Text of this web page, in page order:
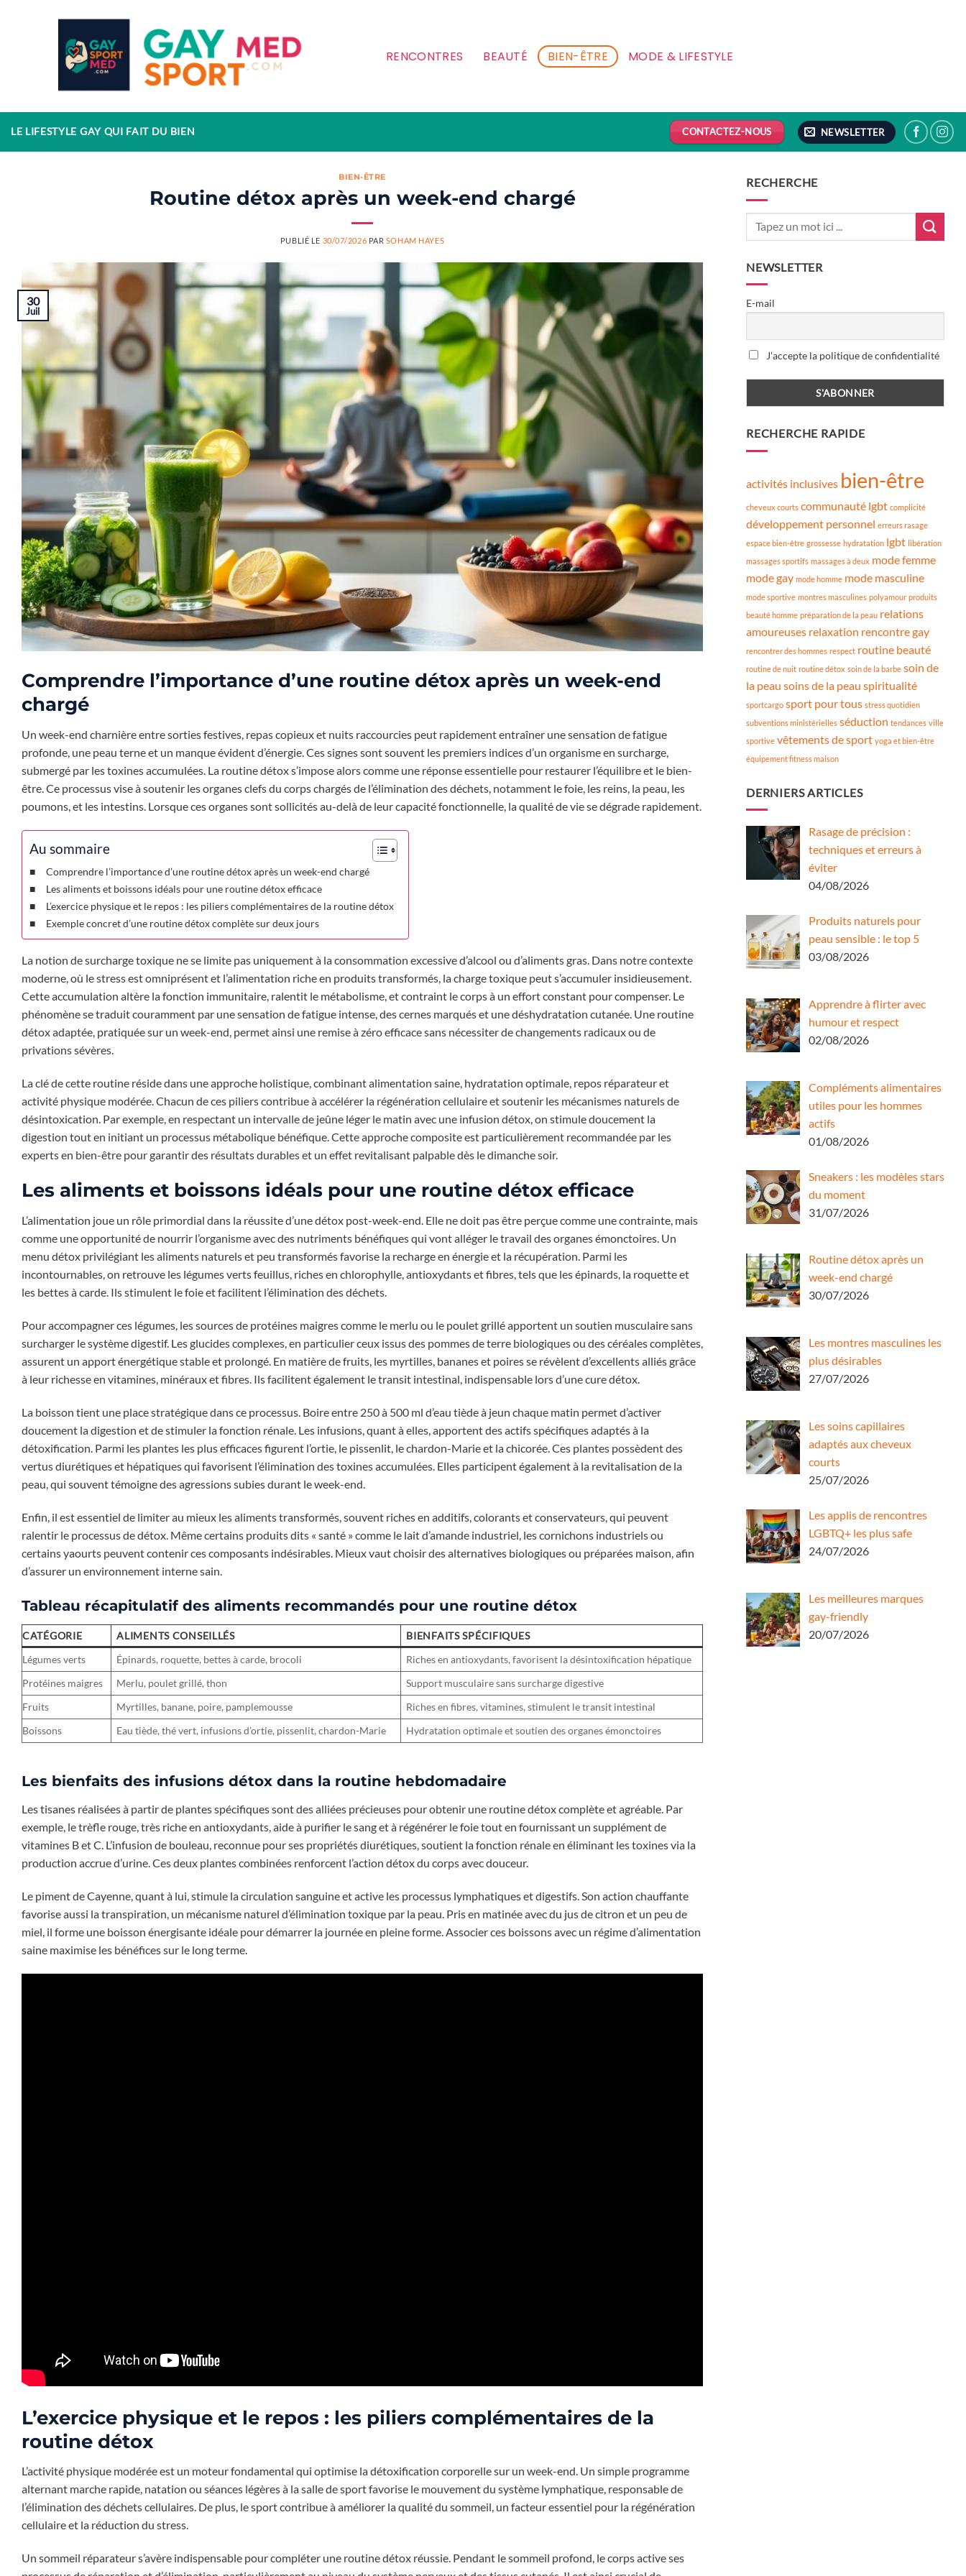
RENCONTRES BEAUTÉ BIEN-ÊTRE MODE & LIFESTYLE
LE LIFESTYLE GAY QUI FAIT DU BIEN CONTACTEZ-NOUS NEWSLETTER
BIEN-ÊTRE
Routine détox après un week-end chargé
PUBLIÉ LE 30/07/2026 PAR SOHAM HAYES
30
Juil
Comprendre l’importance d’une routine détox après un week-end
chargé
Un week-end charnière entre sorties festives, repas copieux et nuits raccourcies peut rapidement entraîner une sensation de fatigue
profonde, une peau terne et un manque évident d’énergie. Ces signes sont souvent les premiers indices d’un organisme en surcharge,
submergé par les toxines accumulées. La routine détox s’impose alors comme une réponse essentielle pour restaurer l’équilibre et le bien-
être. Ce processus vise à soutenir les organes clefs du corps chargés de l’élimination des déchets, notamment le foie, les reins, la peau, les
poumons, et les intestins. Lorsque ces organes sont sollicités au-delà de leur capacité fonctionnelle, la qualité de vie se dégrade rapidement.
Au sommaire
Comprendre l’importance d’une routine détox après un week-end chargé
Les aliments et boissons idéals pour une routine détox efficace
L’exercice physique et le repos : les piliers complémentaires de la routine détox
Exemple concret d’une routine détox complète sur deux jours
La notion de surcharge toxique ne se limite pas uniquement à la consommation excessive d’alcool ou d’aliments gras. Dans notre contexte
moderne, où le stress est omniprésent et l’alimentation riche en produits transformés, la charge toxique peut s’accumuler insidieusement.
Cette accumulation altère la fonction immunitaire, ralentit le métabolisme, et contraint le corps à un effort constant pour compenser. Le
phénomène se traduit couramment par une sensation de fatigue intense, des cernes marqués et une déshydratation cutanée. Une routine
détox adaptée, pratiquée sur un week-end, permet ainsi une remise à zéro efficace sans nécessiter de changements radicaux ou de
privations sévères.
La clé de cette routine réside dans une approche holistique, combinant alimentation saine, hydratation optimale, repos réparateur et
activité physique modérée. Chacun de ces piliers contribue à accélérer la régénération cellulaire et soutenir les mécanismes naturels de
désintoxication. Par exemple, en respectant un intervalle de jeûne léger le matin avec une infusion détox, on stimule doucement la
digestion tout en initiant un processus métabolique bénéfique. Cette approche composite est particulièrement recommandée par les
experts en bien-être pour garantir des résultats durables et un effet revitalisant palpable dès le dimanche soir.
Les aliments et boissons idéals pour une routine détox efficace
L’alimentation joue un rôle primordial dans la réussite d’une détox post-week-end. Elle ne doit pas être perçue comme une contrainte, mais
comme une opportunité de nourrir l’organisme avec des nutriments bénéfiques qui vont alléger le travail des organes émonctoires. Un
menu détox privilégiant les aliments naturels et peu transformés favorise la recharge en énergie et la récupération. Parmi les
incontournables, on retrouve les légumes verts feuillus, riches en chlorophylle, antioxydants et fibres, tels que les épinards, la roquette et
les bettes à carde. Ils stimulent le foie et facilitent l’élimination des déchets.
Pour accompagner ces légumes, les sources de protéines maigres comme le merlu ou le poulet grillé apportent un soutien musculaire sans
surcharger le système digestif. Les glucides complexes, en particulier ceux issus des pommes de terre biologiques ou des céréales complètes,
assurent un apport énergétique stable et prolongé. En matière de fruits, les myrtilles, bananes et poires se révèlent d’excellents alliés grâce
à leur richesse en vitamines, minéraux et fibres. Ils facilitent également le transit intestinal, indispensable lors d’une cure détox.
La boisson tient une place stratégique dans ce processus. Boire entre 250 à 500 ml d’eau tiède à jeun chaque matin permet d’activer
doucement la digestion et de stimuler la fonction rénale. Les infusions, quant à elles, apportent des actifs spécifiques adaptés à la
détoxification. Parmi les plantes les plus efficaces figurent l’ortie, le pissenlit, le chardon-Marie et la chicorée. Ces plantes possèdent des
vertus diurétiques et hépatiques qui favorisent l’élimination des toxines accumulées. Elles participent également à la revitalisation de la
peau, qui souvent témoigne des agressions subies durant le week-end.
Enfin, il est essentiel de limiter au mieux les aliments transformés, souvent riches en additifs, colorants et conservateurs, qui peuvent
ralentir le processus de détox. Même certains produits dits « santé » comme le lait d’amande industriel, les cornichons industriels ou
certains yaourts peuvent contenir ces composants indésirables. Mieux vaut choisir des alternatives biologiques ou préparées maison, afin
d’assurer un environnement interne sain.
Tableau récapitulatif des aliments recommandés pour une routine détox
CATÉGORIE ALIMENTS CONSEILLÉS
BIENFAITS SPÉCIFIQUES
Légumes verts
Épinards, roquette, bettes à carde, brocoli
Riches en antioxydants, favorisent la désintoxification hépatique
Protéines maigres
Merlu, poulet grillé, thon
Support musculaire sans surcharge digestive
Fruits
Myrtilles, banane, poire, pamplemousse
Riches en fibres, vitamines, stimulent le transit intestinal
Boissons
Eau tiède, thé vert, infusions d’ortie, pissenlit, chardon-Marie Hydratation optimale et soutien des organes émonctoires
Les bienfaits des infusions détox dans la routine hebdomadaire
Les tisanes réalisées à partir de plantes spécifiques sont des alliées précieuses pour obtenir une routine détox complète et agréable. Par
exemple, le trèfle rouge, très riche en antioxydants, aide à purifier le sang et à régénérer le foie tout en fournissant un supplément de
vitamines B et C. L’infusion de bouleau, reconnue pour ses propriétés diurétiques, soutient la fonction rénale en éliminant les toxines via la
production accrue d’urine. Ces deux plantes combinées renforcent l’action détox du corps avec douceur.
Le piment de Cayenne, quant à lui, stimule la circulation sanguine et active les processus lymphatiques et digestifs. Son action chauffante
favorise aussi la transpiration, un mécanisme naturel d’élimination toxique par la peau. Pris en matinée avec du jus de citron et un peu de
miel, il forme une boisson énergisante idéale pour démarrer la journée en pleine forme. Associer ces boissons avec un régime d’alimentation
saine maximise les bénéfices sur le long terme.
L’exercice physique et le repos : les piliers complémentaires de la
routine détox
L’activité physique modérée est un moteur fondamental qui optimise la détoxification corporelle sur un week-end. Un simple programme
alternant marche rapide, natation ou séances légères à la salle de sport favorise le mouvement du système lymphatique, responsable de
l’élimination des déchets cellulaires. De plus, le sport contribue à améliorer la qualité du sommeil, un facteur essentiel pour la régénération
cellulaire et la réduction du stress.
Un sommeil réparateur s’avère indispensable pour compléter une routine détox réussie. Pendant le sommeil profond, le corps active ses
RECHERCHE
NEWSLETTER
E-mail
J'accepte la politique de confidentialité
RECHERCHE RAPIDE
activités inclusives bien-être
cheveux courts communauté lgbt complicité
développement personnel erreurs rasage
espace bien-être grossesse hydratation lgbt libération
massages sportifs massages à deux mode femme
mode gay mode homme mode masculine
mode sportive montres masculines polyamour produits
beauté homme préparation de la peau relations
amoureuses relaxation rencontre gay
rencontrer des hommes respect routine beauté
routine de nuit routine détox soin de la barbe soin de
la peau soins de la peau spiritualité
sportcargo sport pour tous stress quotidien
subventions ministérielles séduction tendances ville
sportive vêtements de sport yoga et bien-être
équipement fitness maison
DERNIERS ARTICLES
Rasage de précision :
techniques et erreurs à
éviter
04/08/2026
Produits naturels pour
peau sensible : le top 5
03/08/2026
Apprendre à flirter avec
humour et respect
02/08/2026
Compléments alimentaires
utiles pour les hommes
actifs
01/08/2026
Sneakers : les modèles stars
du moment
31/07/2026
Routine détox après un
week-end chargé
30/07/2026
Les montres masculines les
plus désirables
27/07/2026
Les soins capillaires
adaptés aux cheveux
courts
25/07/2026
Les applis de rencontres
LGBTQ+ les plus safe
24/07/2026
Les meilleures marques
gay-friendly
20/07/2026